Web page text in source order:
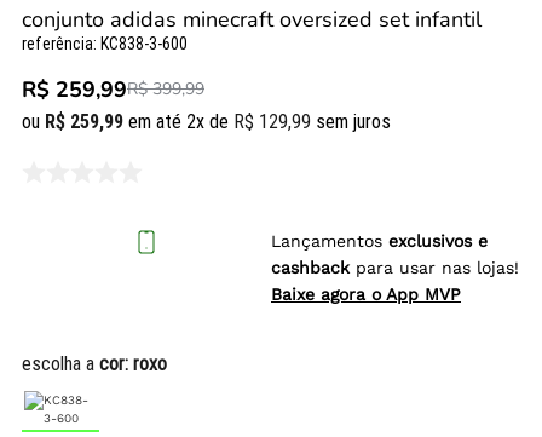
conjunto adidas minecraft oversized set infantil
referência: KC838-3-600
R$ 259,99R$ 399,99
ou R$ 259,99 em até 2x de R$ 129,99 sem juros
Lançamentos exclusivos e
cashback para usar nas lojas!
Baixe agora o App MVP
escolha a cor: roxo